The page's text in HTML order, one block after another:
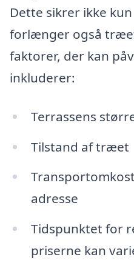
Dette sikrer ikke
forlænger også
faktorer, der kan
inkluderer:
Terrassens
Tilstand af træet
adresse
Tidspunktet for
priserne kan